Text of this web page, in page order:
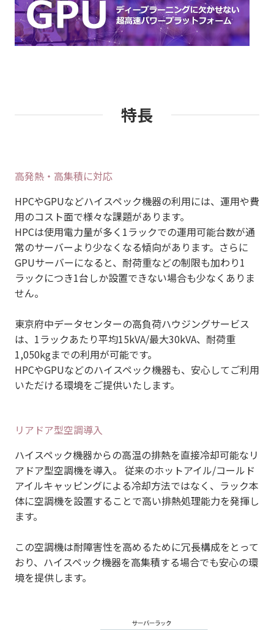
特長
高発熱・高集積に対応
HPCやGPUなどハイスペック機器の利用には、運用や費
用のコスト面で様々な課題があります。
HPCは使用電力量が多く1ラックでの運用可能台数が通
常のサーバーより少なくなる傾向があります。さらに
GPUサーバーになると、耐荷重などの制限も加わり1
ラックにつき1台しか設置できない場合も少なくありま
せん。
東京府中データセンターの高負荷ハウジングサービス
は、1ラックあたり平均15kVA/最大30kVA、耐荷重
1,050kgまでの利用が可能です。
HPCやGPUなどのハイスペック機器も、安心してご利用
いただける環境をご提供いたします。
リアドア型空調導入
ハイスペック機器からの高温の排熱を直接冷却可能なリ
アドア型空調機を導入。 従来のホットアイル/コールド
アイルキャッピングによる冷却方法ではなく、ラック本
体に空調機を設置することで高い排熱処理能力を発揮し
ます。
この空調機は耐障害性を高めるために冗長構成をとって
おり、ハイスペック機器を高集積する場合でも安心の環
境を提供します。